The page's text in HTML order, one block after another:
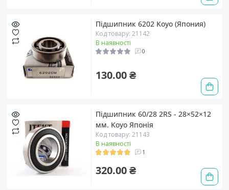
Підшипник 6202 Koyo (Япония)
Код товару: 21142
В наявності
0
130.00 ₴
Підшипник 60/28 2RS - 28×52×12
мм. Koyo Японія
Код товару: 21143
В наявності
1
320.00 ₴